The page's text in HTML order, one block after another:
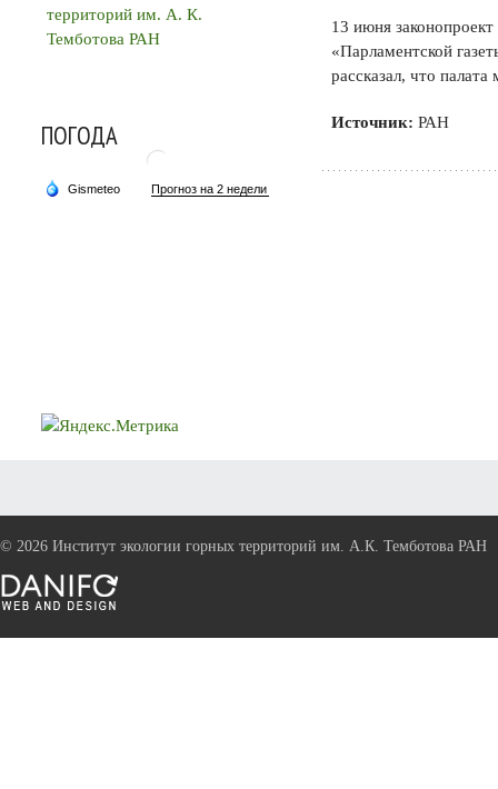
13 июня
«Парламентской
рассказал, что
Источник: РАН
территорий им. А. К.
Темботова РАН
ПОГОДА
© 2026 Институт экологии горных территорий им. А.К. Темботова РАН